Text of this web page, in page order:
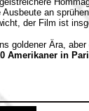
an
der Film ist
goldener Ära,
Amerikaner in